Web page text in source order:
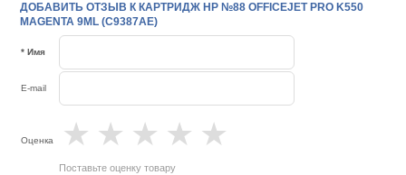
ДОБАВИТЬ ОТЗЫВ К КАРТРИДЖ HP №88 OFFICEJET PRO K550
MAGENTA 9ML (C9387AE)
* Имя
E-mail
Оценка ★
★
★
★
★
Поставьте оценку товару